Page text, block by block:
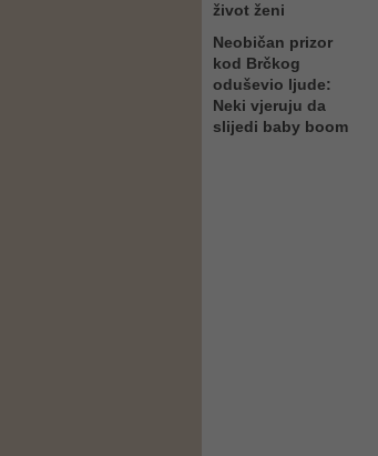
život ženi
Neobičan prizor
kod Brčkog
oduševio ljude:
Neki vjeruju da
slijedi baby boom